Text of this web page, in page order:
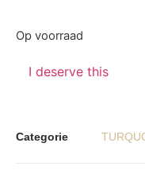
Op voorraad
I deserve this
Categorie